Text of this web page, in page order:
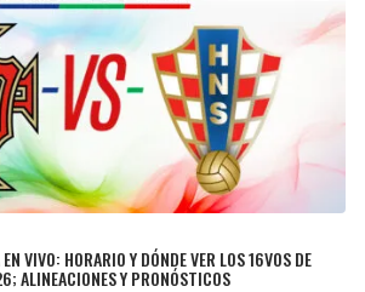
VIVO: HORARIO Y DÓNDE VER LOS 16VOS DE
ALINEACIONES Y PRONÓSTICOS